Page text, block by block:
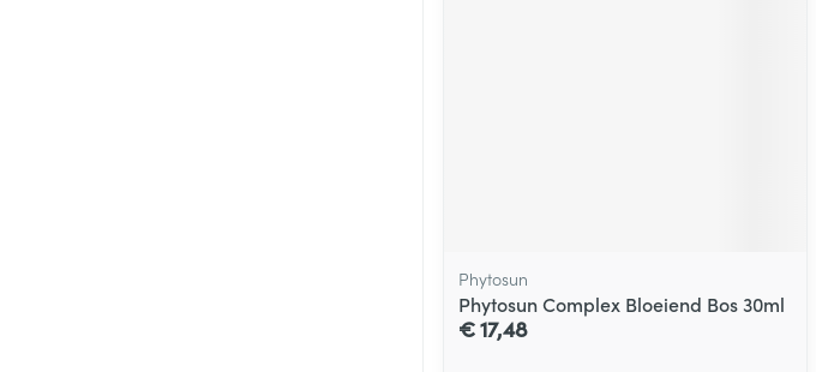
Phytosun
Phytosun Complex Bloeiend Bos 30ml
€ 17,48